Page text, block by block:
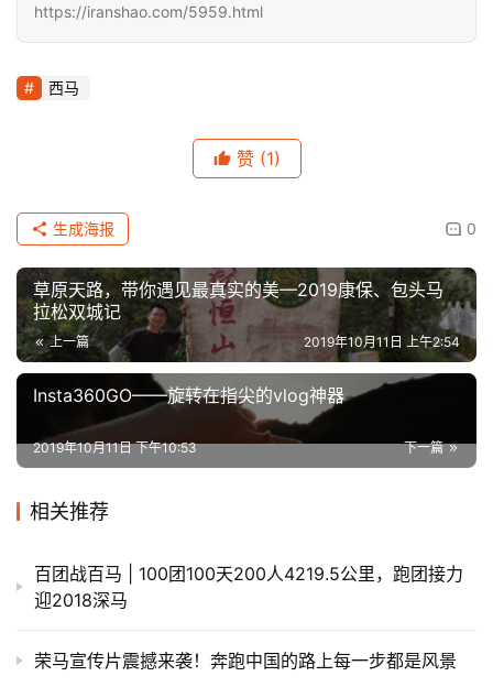
https://iranshao.com/5959.html
西马
赞 (1)
0
生成海报
草原天路，带你遇见最真实的美—2019康保、包头马
拉松双城记
上一篇 2019年10月11日 上午2:54
Insta360GO——旋转在指尖的vlog神器
下一篇
2019年10月11日 下午10:53
相关推荐
百团战百马 | 100团100天200人4219.5公里，跑团接力
迎2018深马
荣马宣传片震撼来袭！奔跑中国的路上每一步都是风景